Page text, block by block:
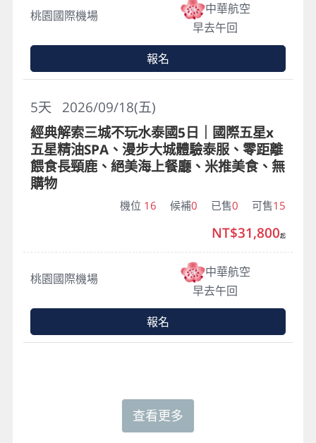
桃園國際機場
中華航空
早去午回
報名
2026/09/18(五)
5天
經典解索三城不玩水泰國5日｜國際五星x
五星精油SPA、漫步大城體驗泰服、零距離
餵食長頸鹿、絕美海上餐廳、米推美食、無
購物
機位 16 候補0 已售0 可售15
桃園國際機場
中華航空
早去午回
NT$31,800起
報名
查看更多